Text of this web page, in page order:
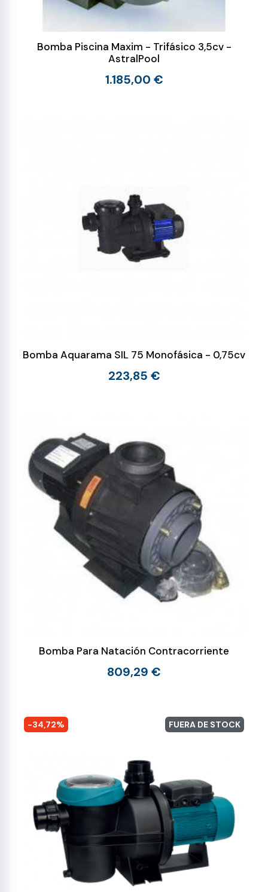
Bomba Piscina Maxim - Trifásico 3,5cv -
AstralPool
1.185,00 €
Bomba Aquarama SIL 75 Monofásica - 0,75cv
223,85 €
Bomba Para Natación Contracorriente
809,29 €
-34,72% FUERA DE STOCK